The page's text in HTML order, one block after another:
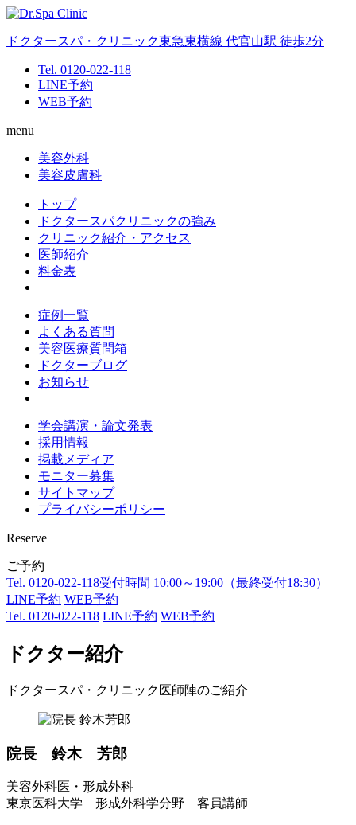
ドクタースパ・クリニック東急東横線 代官山駅 徒歩2分
Tel. 0120-022-118
LINE予約
WEB予約
menu
美容外科
美容皮膚科
トップ
ドクタースパクリニックの強み
クリニック紹介・アクセス
医師紹介
料金表
症例一覧
よくある質問
美容医療質問箱
ドクターブログ
お知らせ
学会講演・論文発表
採用情報
掲載メディア
モニター募集
サイトマップ
プライバシーポリシー
Reserve
ご予約
Tel. 0120-022-118受付時間 10:00～19:00（最終受付18:30）
LINE予約 WEB予約
Tel. 0120-022-118 LINE予約 WEB予約
ドクター紹介
ドクタースパ・クリニック医師陣のご紹介
院長 鈴木 芳郎
美容外科医・形成外科
東京医科大学 形成外科学分野 客員講師